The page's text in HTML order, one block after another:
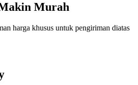
Murah
harga khusus untuk pengiriman diatas